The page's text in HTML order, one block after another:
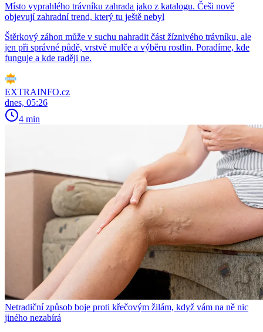
Místo vyprahlého trávníku zahrada jako z katalogu. Češi nově
objevují zahradní trend, který tu ještě nebyl
Štěrkový záhon může v suchu nahradit část žíznivého trávníku, ale
jen při správné půdě, vrstvě mulče a výběru rostlin. Poradíme, kde
funguje a kde raději ne.
EXTRAINFO.cz
dnes, 05:26
4 min
Netradiční způsob boje proti křečovým žilám, když vám na ně nic
jiného nezabírá